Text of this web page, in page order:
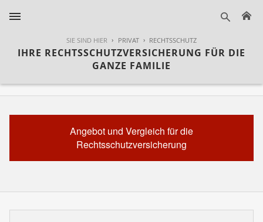
SIE SIND HIER PRIVAT RECHTSSCHUTZ
IHRE RECHTSSCHUTZVERSICHERUNG FÜR DIE
GANZE FAMILIE
Angebot und Vergleich für die
Rechtsschutzversicherung